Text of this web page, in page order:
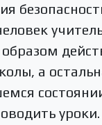
а
уроки.